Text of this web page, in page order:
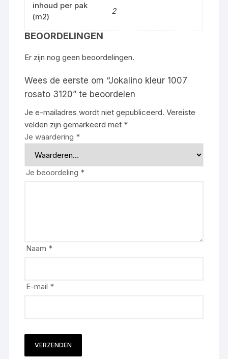
inhoud per pak
(m2)
2
BEOORDELINGEN
Er zijn nog geen beoordelingen.
Wees de eerste om “Jokalino kleur 1007
rosato 3120” te beoordelen
Je e-mailadres wordt niet gepubliceerd. Vereiste
velden zijn gemarkeerd met *
Je waardering *
Je beoordeling *
Naam *
E-mail *